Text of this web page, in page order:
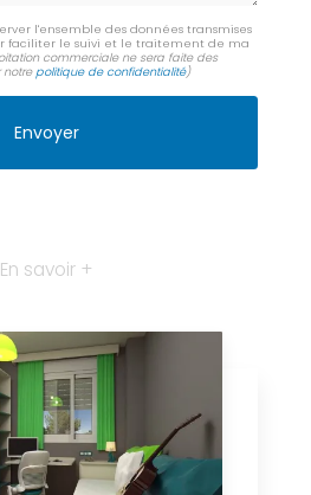
l'ensemble des données transmises
faciliter le suivi et le traitement de ma
commerciale ne sera faite des
notrepolitique de confidentialité)
En savoir +